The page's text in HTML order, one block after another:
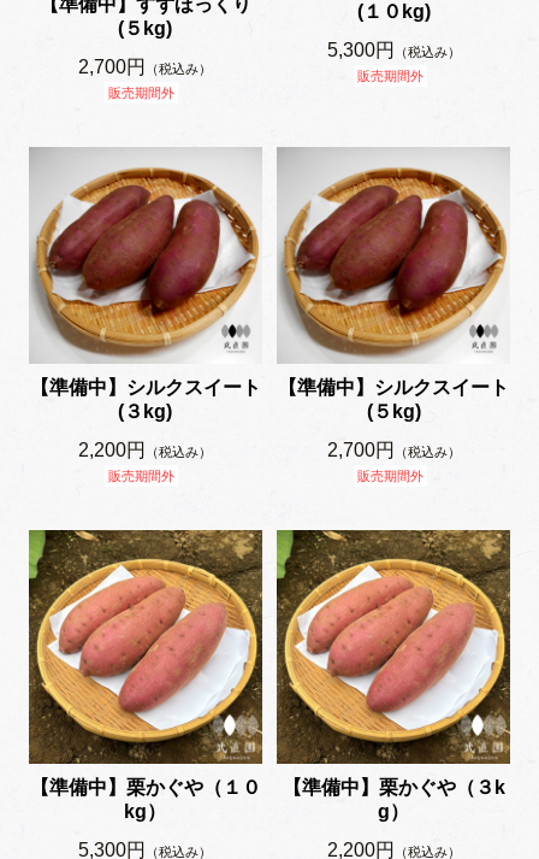
(５kg)
2,700円
（税込み）
販売期間外
(１０kg)
5,300円
（税込み）
販売期間外
【準備中】シルクスイート
(３kg)
2,200円
（税込み）
販売期間外
【準備中】シルクスイート
(５kg)
2,700円
（税込み）
販売期間外
【準備中】栗かぐや（１０
kg）
5,300円
（税込み）
【準備中】栗かぐや（３k
g）
2,200円
（税込み）